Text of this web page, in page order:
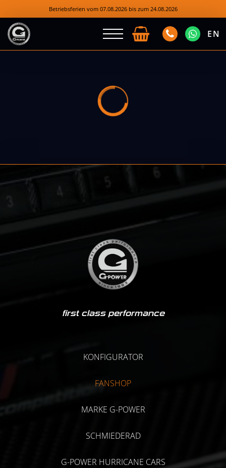
Betriebsferien vom 07.08.2026 bis zum 24.08.2026
EN
first class performance
KONFIGURATOR
FANSHOP
MARKE G-POWER
SCHMIEDERAD
G-POWER HURRICANE CARS